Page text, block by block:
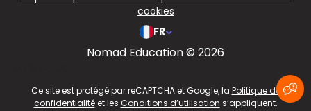
cookies
FR
Nomad Education © 2026
Ce site est protégé par reCAPTCHA et Google, la Politique de
confidentialitéet les Conditions d’utilisation s’appliquent.